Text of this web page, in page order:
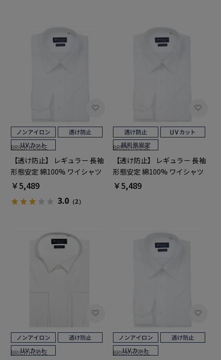
BRICK HOUSE
【透け防止】 レギュラー 長袖
形態安定 綿100% ワイシャツ
白無地
￥5,489
3.0（2）
BRICK HOUSE
【透け防止】 レギュラー 長袖
形態安定 綿100% ワイシャツ
白無地
￥5,489
BRICK HOUSE BRICK HOUSE